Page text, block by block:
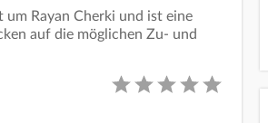
um Rayan Cherki und ist eine
auf die möglichen Zu- und